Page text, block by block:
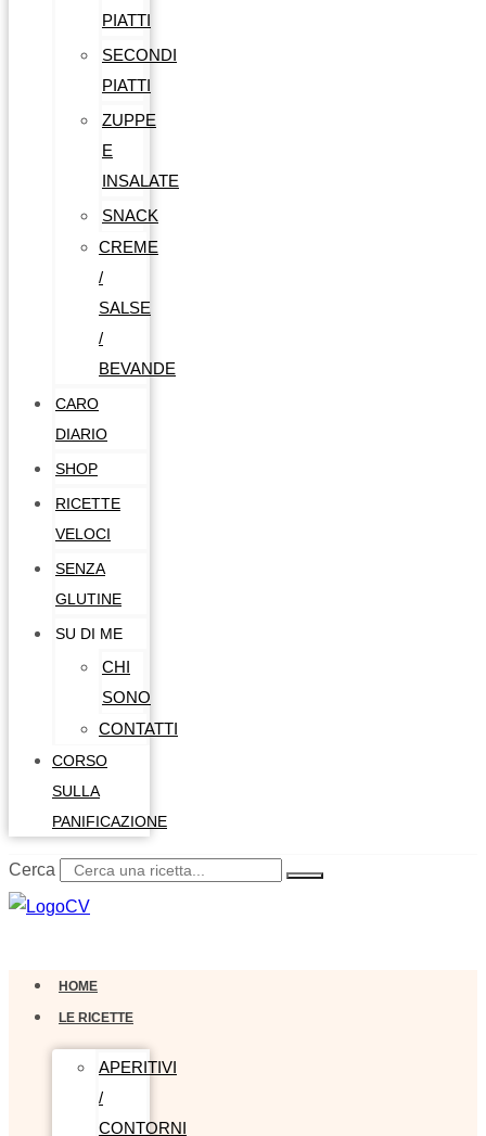
PIATTI
SECONDI
PIATTI
ZUPPE
E
INSALATE
SNACK
CREME
/
SALSE
/
BEVANDE
CARO
DIARIO
SHOP
RICETTE
VELOCI
SENZA
GLUTINE
SU DI ME
CHI
SONO
CONTATTI
CORSO
SULLA
PANIFICAZIONE
Cerca
HOME
LE RICETTE
APERITIVI
/
CONTORNI